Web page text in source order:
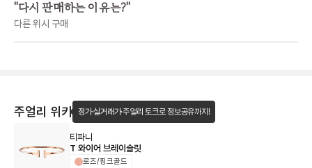
"다시 판매하는 이유는?"
다른 위시 구매
주얼리 위키 정가·실거래가·주얼리 토크로 정보공유까지!
티파니
T 와이어 브레이슬릿
로즈/핑크골드